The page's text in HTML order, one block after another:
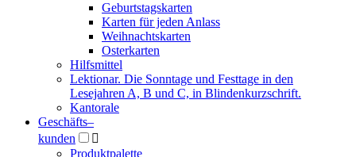
Geburtstagskarten
Karten für jeden Anlass
Weihnachtskarten
Osterkarten
Hilfsmittel
Lektionar. Die Sonntage und Festtage in den
Lesejahren A, B und C, in Blindenkurzschrift.
Kantorale
Geschäfts­–
kunden

Produktpalette